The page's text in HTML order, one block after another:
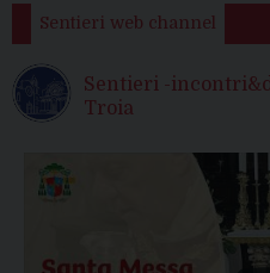
Sentieri web channel
Sentieri -
Troia